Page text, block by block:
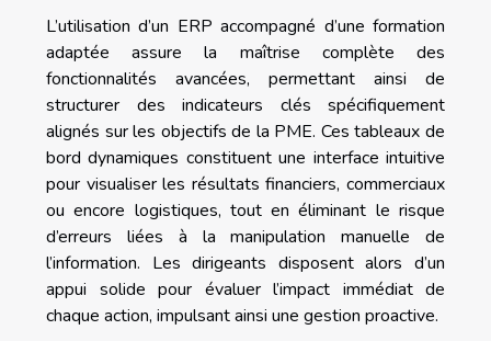
L’utilisation d’un ERP accompagné d’une formation
adaptée assure la maîtrise complète des
fonctionnalités avancées, permettant ainsi de
structurer des indicateurs clés spécifiquement
alignés sur les objectifs de la PME. Ces tableaux de
bord dynamiques constituent une interface intuitive
pour visualiser les résultats financiers, commerciaux
ou encore logistiques, tout en éliminant le risque
d’erreurs liées à la manipulation manuelle de
l’information. Les dirigeants disposent alors d’un
appui solide pour évaluer l’impact immédiat de
chaque action, impulsant ainsi une gestion proactive.